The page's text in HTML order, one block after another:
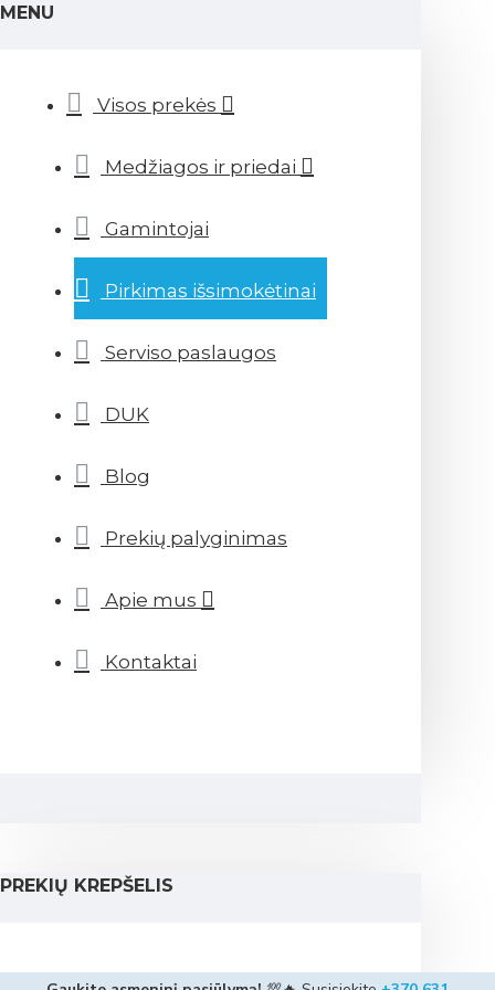
MENU
Visos prekės
Medžiagos ir priedai
Gamintojai
Pirkimas išsimokėtinai
Serviso paslaugos
DUK
Blog
Prekių palyginimas
Apie mus
Kontaktai
PREKIŲ KREPŠELIS